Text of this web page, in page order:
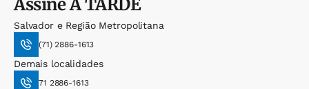
AssineA TARDE
Salvador e Região Metropolitana
(71) 2886-1613
Demais localidades
71 2886-1613